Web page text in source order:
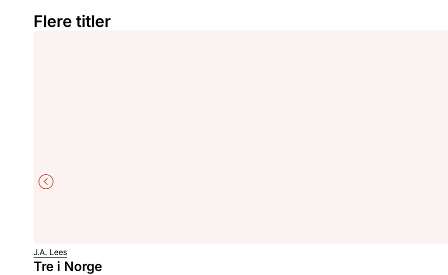
Flere titler
J.A. Lees
Tre i Norge